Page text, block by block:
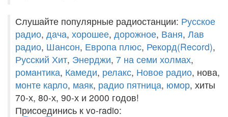
Слушайте популярные радиостанции: Русское
радио, дача, хорошее, дорожное, Ваня, Лав
радио, Шансон, Европа плюс, Рекорд(Record),
Русский Хит, Энерджи, 7 на семи холмах,
романтика, Камеди, релакс, Новое радио, нова,
монте карло, маяк, радио пятница, юмор, хиты
70-х, 80-х, 90-х и 2000 годов!
Присоединись к vo-radio: